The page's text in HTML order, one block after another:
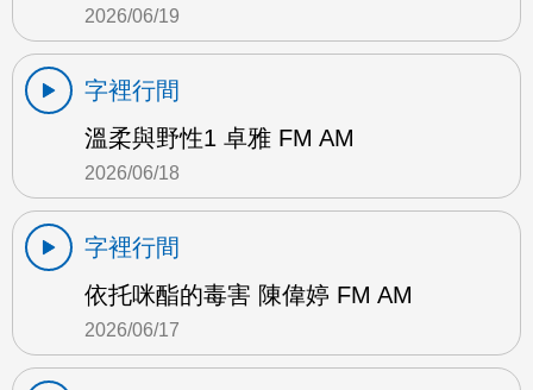
2026/06/19
字裡行間
溫柔與野性1 卓雅 FM AM
2026/06/18
字裡行間
依托咪酯的毒害 陳偉婷 FM AM
2026/06/17